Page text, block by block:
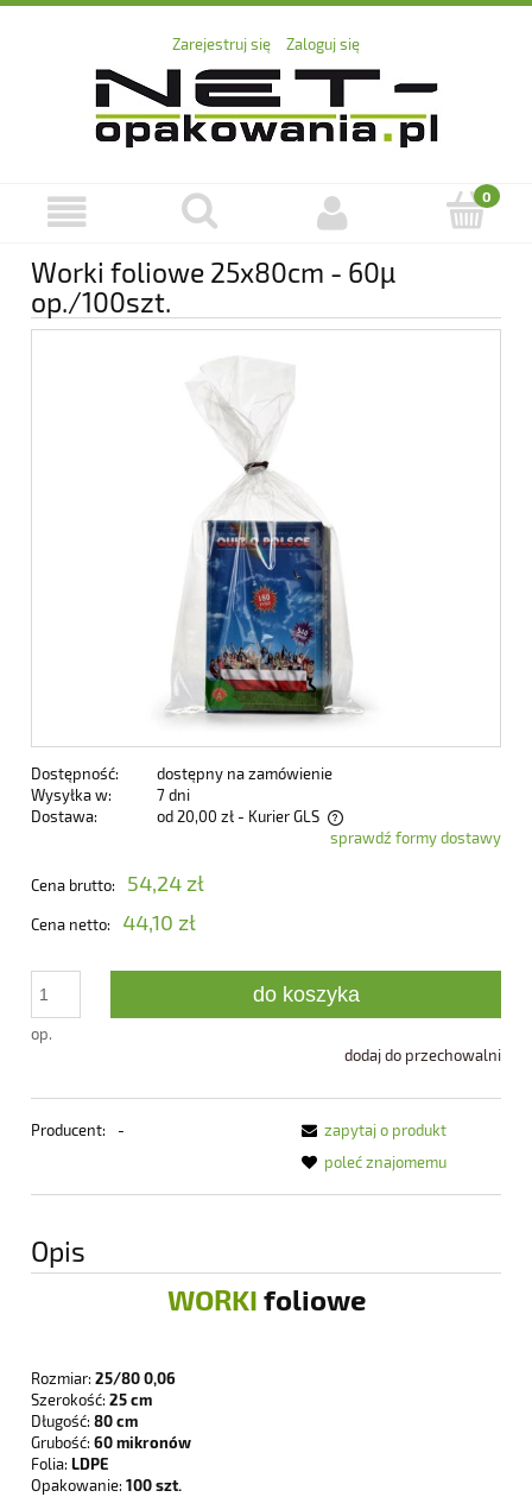
Zarejestruj się Zaloguj się
Worki foliowe 25x80cm - 60µ
op./100szt.
Dostępność:
dostępny na zamówienie
Wysyłka w:
7 dni
Dostawa:
od 20,00 zł - Kurier GLS
Cena nie zawiera ewentualnych kosztów płatnościsprawdź formy dostawy
Cena brutto: 54,24 zł
Cena netto: 44,10 zł
op.
do koszyka
dodaj do przechowalni
Producent: -
zapytaj o produkt
poleć znajomemu
Opis
WORKI foliowe
Rozmiar: 25/80 0,06
Szerokość: 25 cm
Długość: 80 cm
Grubość: 60 mikronów
Folia: LDPE
Opakowanie: 100 szt.